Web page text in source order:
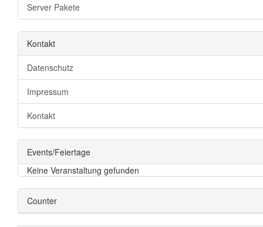
Server Pakete
Kontakt
Datenschutz
Impressum
Kontakt
Events/Feiertage
Keine Veranstaltung gefunden
Counter